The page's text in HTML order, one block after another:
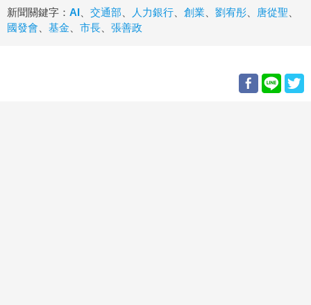
新聞關鍵字： AI 交通部 人力銀行 創業 劉宥彤 唐從聖
國發會
基金 市長 張善政